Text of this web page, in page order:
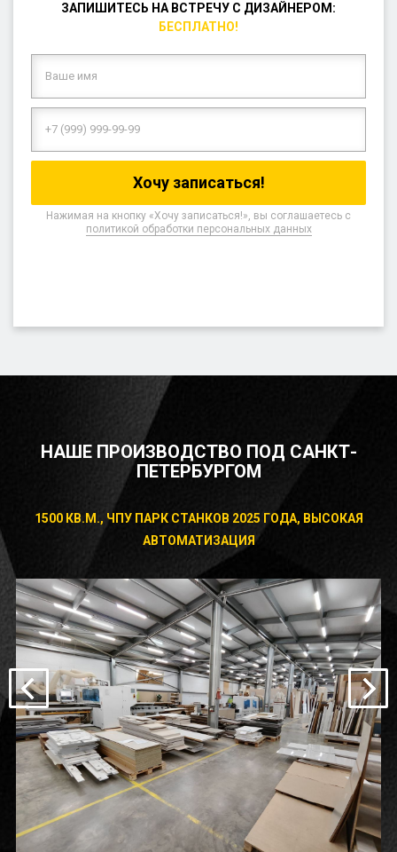
ЗАПИШИТЕСЬ НА ВСТРЕЧУ С ДИЗАЙНЕРОМ:
БЕСПЛАТНО!
Нажимая на кнопку «Хочу записаться!», вы соглашаетесь с
политикой обработки персональных данных
НАШЕ ПРОИЗВОДСТВО ПОД САНКТ-
ПЕТЕРБУРГОМ
1500 КВ.М., ЧПУ ПАРК СТАНКОВ 2025 ГОДА, ВЫСОКАЯ
АВТОМАТИЗАЦИЯ